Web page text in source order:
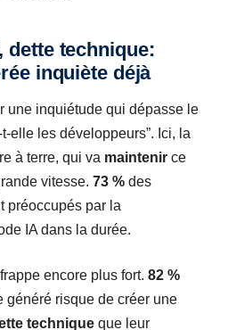
dette technique:
inquiète déjà
une inquiétude qui dépasse le
t-elle les développeurs”. Ici, la
à terre, qui va maintenir ce
vitesse. 73 % des
préoccupés par la
IA dans la durée.
encore plus fort. 82 %
généré risque de créer une
technique que leur